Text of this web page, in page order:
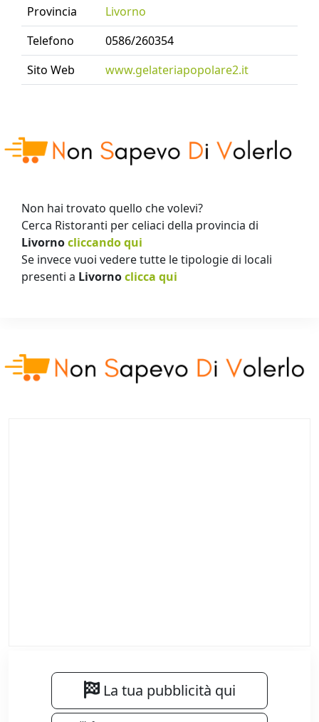
Provincia
Livorno
Telefono
0586/260354
Sito Web
www.gelateriapopolare2.it
Non hai trovato quello che volevi?
Cerca Ristoranti per celiaci della provincia di
Livornocliccando qui
Se invece vuoi vedere tutte le tipologie di locali
presenti a Livornoclicca qui
La tua pubblicità qui